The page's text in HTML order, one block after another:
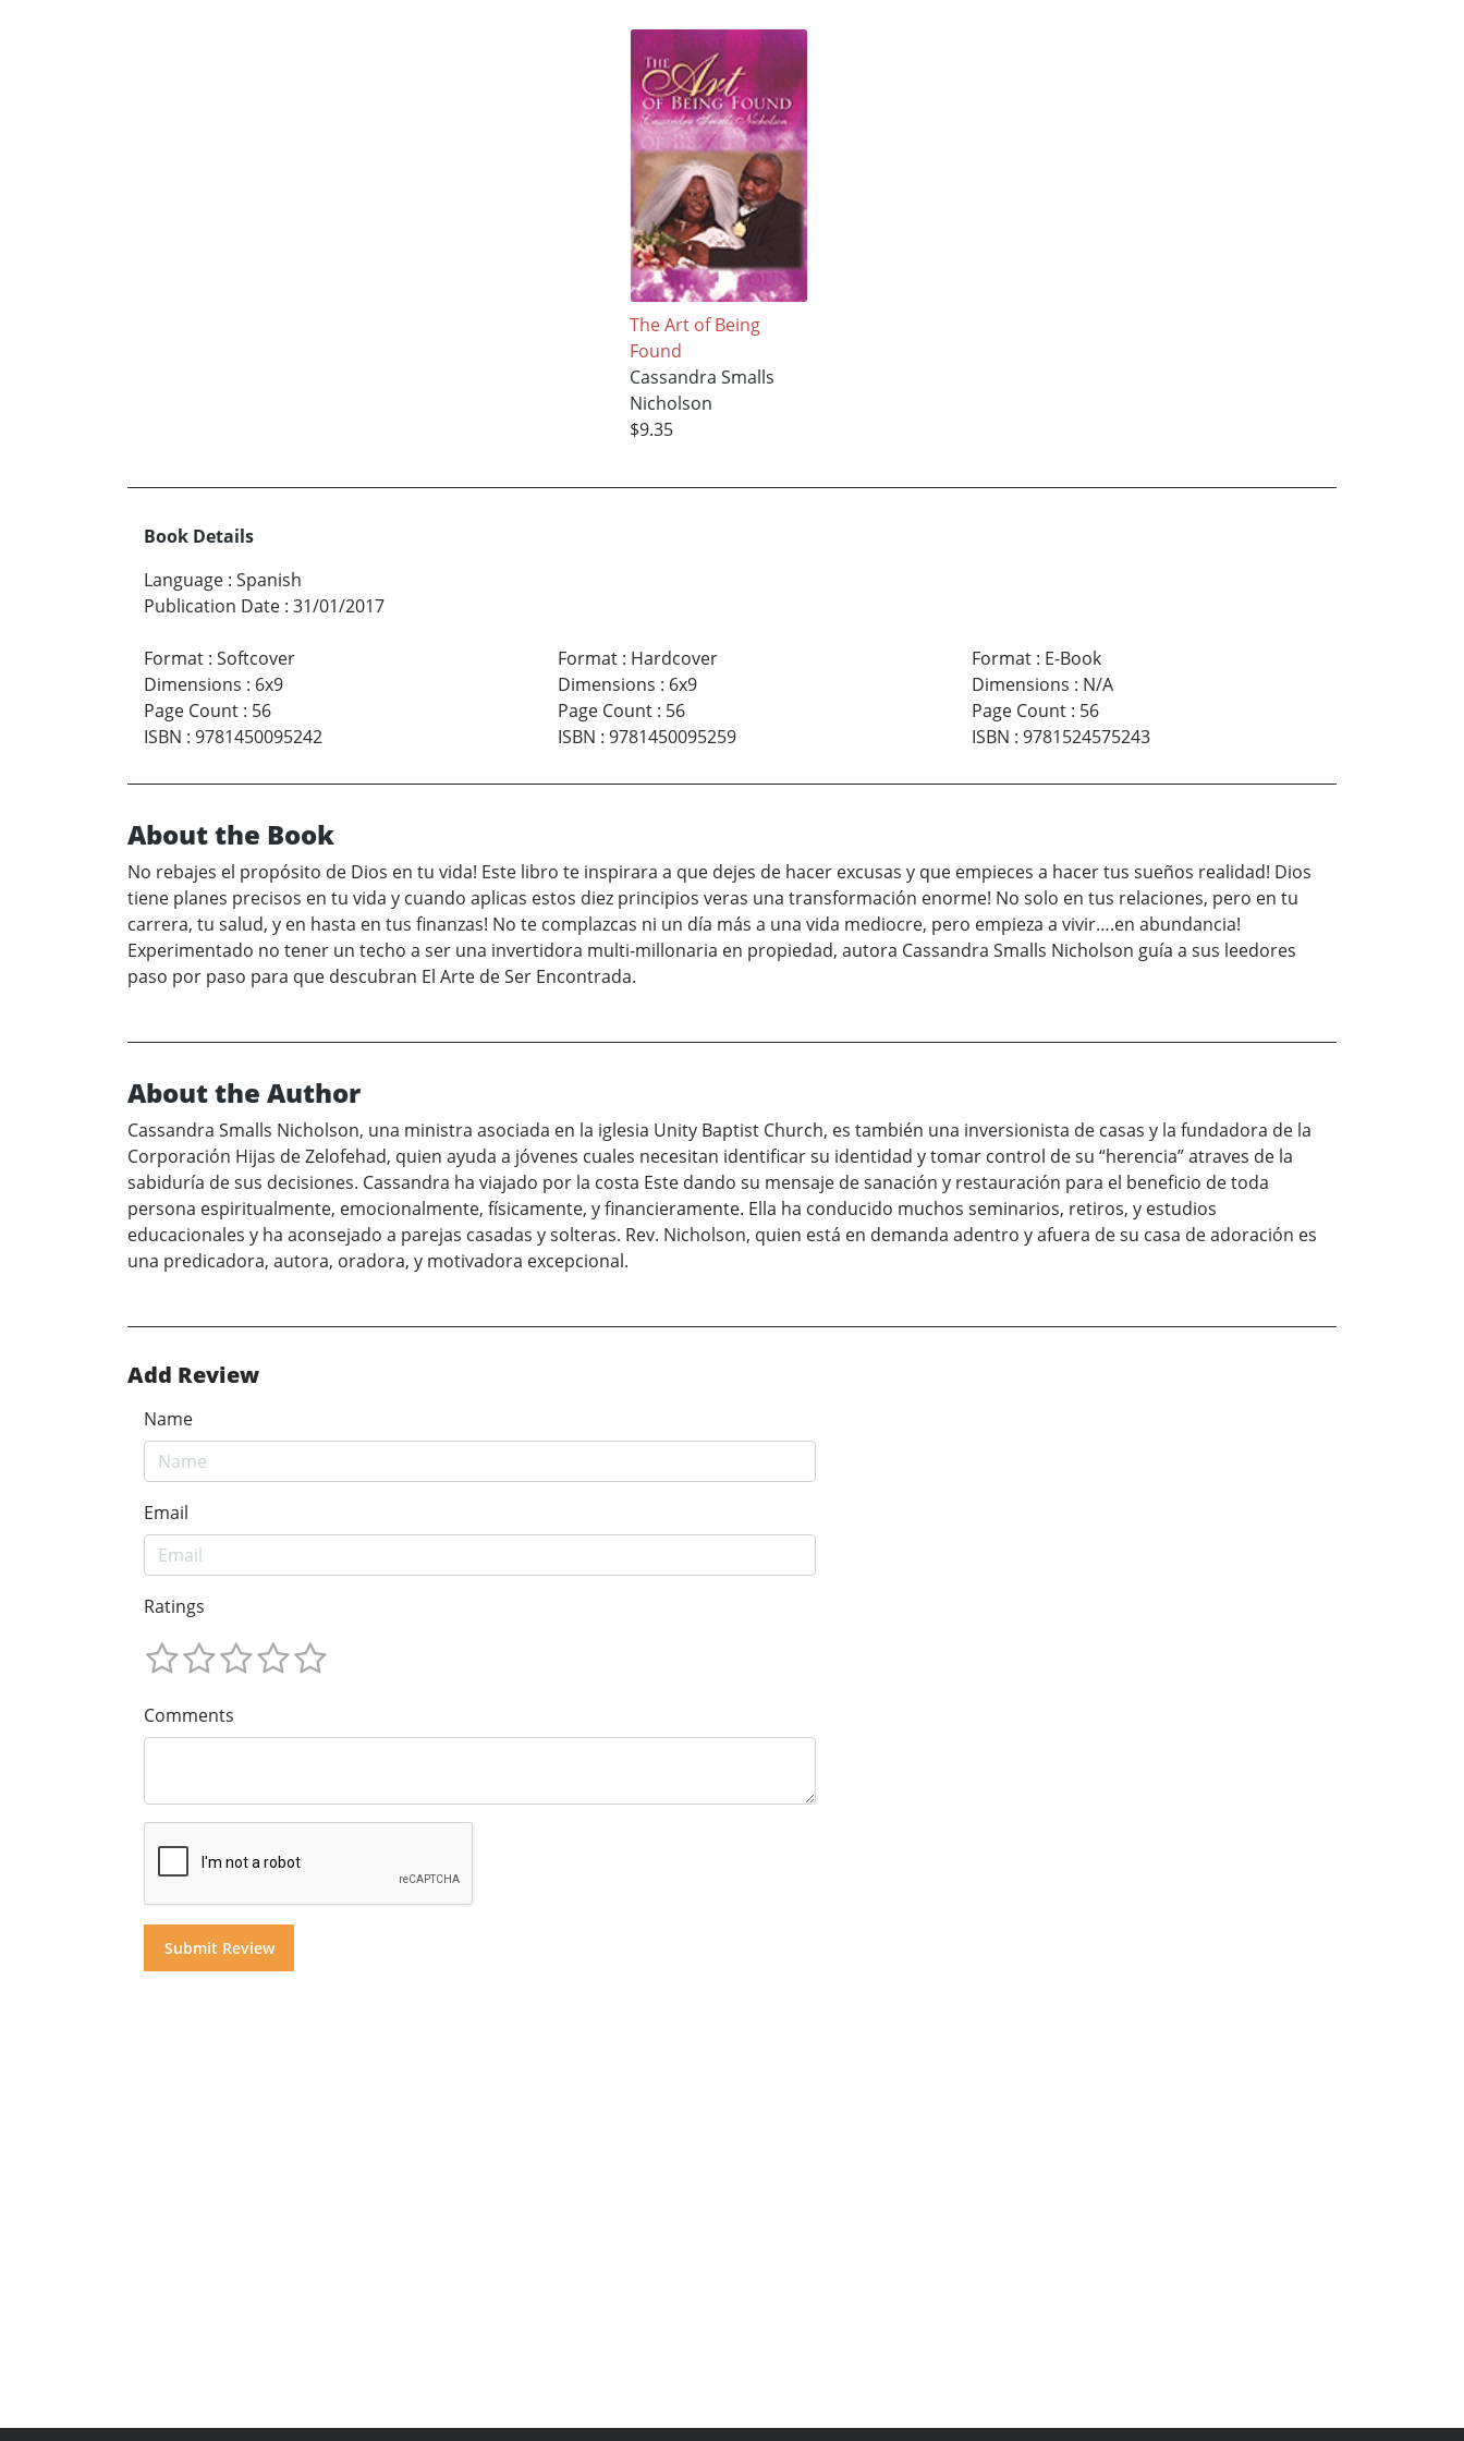
The Art of Being
Found
Cassandra Smalls
Nicholson
$9.35
Book Details
Language : Spanish
Publication Date : 31/01/2017
Format : Softcover
Dimensions : 6x9
Page Count : 56
ISBN : 9781450095242
Format: Hardcover
Dimensions : 6x9
Page Count: 56
ISBN : 9781450095259
Format: E-Book
Dimensions : N/A
Page Count: 56
ISBN : 9781524575243
About the Book
No rebajes el propósito de Dios en tu vida! Este libro te inspirara a que dejes de hacer excusas y que empieces a hacer tus sueños realidad! Dios
tiene planes precisos en tu vida y cuando aplicas estos diez principios veras una transformación enorme! No solo en tus relaciones, pero en tu
carrera, tu salud, y en hasta en tus finanzas! No te complazcas ni un día más a una vida mediocre, pero empieza a vivir….en abundancia!
Experimentado no tener un techo a ser una invertidora multi-millonaria en propiedad, autora Cassandra Smalls Nicholson guía a sus leedores
paso por paso para que descubran El Arte de Ser Encontrada.
About the Author
Cassandra Smalls Nicholson, una ministra asociada en la iglesia Unity Baptist Church, es también una inversionista de casas y la fundadora de la
Corporación Hijas de Zelofehad, quien ayuda a jóvenes cuales necesitan identificar su identidad y tomar control de su “herencia” atraves de la
sabiduría de sus decisiones. Cassandra ha viajado por la costa Este dando su mensaje de sanación y restauración para el beneficio de toda
persona espiritualmente, emocionalmente, físicamente, y financieramente. Ella ha conducido muchos seminarios, retiros, y estudios
educacionales y ha aconsejado a parejas casadas y solteras. Rev. Nicholson, quien está en demanda adentro y afuera de su casa de adoración es
una predicadora, autora, oradora, y motivadora excepcional.
Add Review
Name
Email
Ratings
Comments